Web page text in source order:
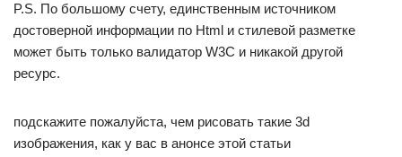
P.S. По большому счету, единственным источником
достоверной информации по Html и стилевой разметке
может быть только валидатор W3C и никакой другой
ресурс.
подскажите пожалуйста, чем рисовать такие 3d
изображения, как у вас в анонсе этой статьи